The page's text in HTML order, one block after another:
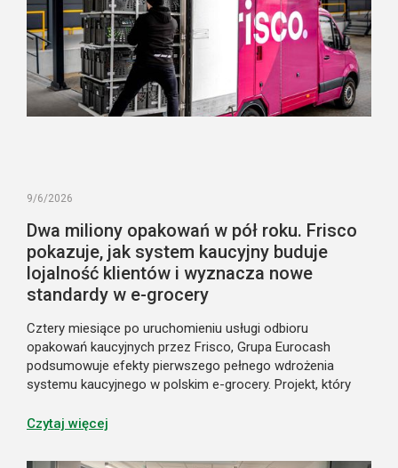
9/6/2026
Dwa miliony opakowań w pół roku. Frisco
pokazuje, jak system kaucyjny buduje
lojalność klientów i wyznacza nowe
standardy w e-grocery
Cztery miesiące po uruchomieniu usługi odbioru
opakowań kaucyjnych przez Frisco, Grupa Eurocash
podsumowuje efekty pierwszego pełnego wdrożenia
systemu kaucyjnego w polskim e-grocery. Projekt, który
w nowym systemie, stał się jednocześnie istotnym
marki. Pokazuje on także nowy model obsługi systemu
Czytaj więcej